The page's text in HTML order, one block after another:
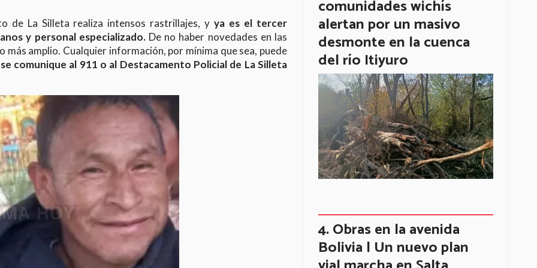
de La Silleta realiza intensos rastrillajes, yya es el tercer
y personal especializado.De no haber novedades en las
amplio. Cualquier información, por mínima que sea, puede
comunique al 911 o al Destacamento Policial de La Silleta
comunidades wichís
alertan por un masivo
desmonte en la cuenca
del río Itiyuro
Obras en la avenida
Bolivia | Un nuevo plan